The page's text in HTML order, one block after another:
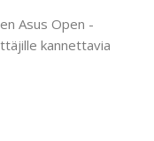
Asus Open -
kannettavia